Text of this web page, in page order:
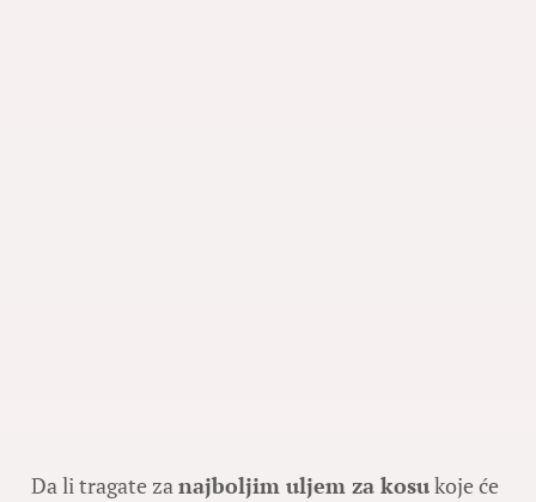
Da li tragate zanajboljim uljem za kosukoje će